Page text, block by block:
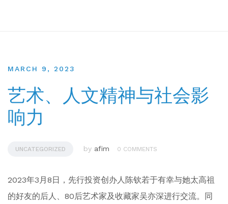
MARCH 9, 2023
艺术、人文精神与社会影
响力
UNCATEGORIZED by afim 0 COMMENTS
2023年3月8日，先行投资创办人陈钦若于有幸与她太高祖
的好友的后人、80后艺术家及收藏家吴亦深进行交流。同